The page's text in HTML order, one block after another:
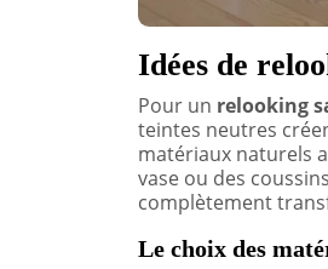
Idées de
Pour un relooking
teintes neutres
matériaux naturels
vase ou des
complètement
Le choix des